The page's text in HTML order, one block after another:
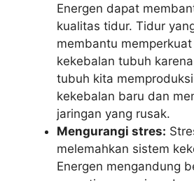
Energen dapat
kualitas tidur. Tidur
membantu
kekebalan tubuh
tubuh kita
kekebalan baru dan
jaringan yang rusak.
Mengurangi stres:
melemahkan sistem
Energen mengandung